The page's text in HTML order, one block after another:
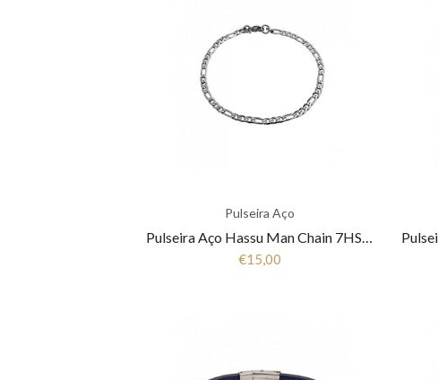
Pulseira Aço
Pulseira Aço Hassu Man Chain 7HSS510380F
€15,00